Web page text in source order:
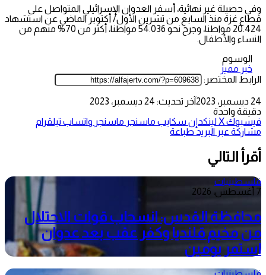
وفي حصيلة غير نهائية، أسفر العدوان الإسرائيلي المتواصل على
قطاع غزة منذ السابع من تشرين الأول/ أكتوبر الماضي عن استشهاد
20.424 مواطنا، وجرح نحو 54.036 مواطنا، أكثر من 70% منهم من
النساء والأطفال.
الوسوم
خبر مميز
الرابط المختصر:
24 ديسمبر، 2023
آخر تحديث: 24 ديسمبر، 2023
دقيقة واحدة
فيسبوك‫Xلينكدإن سكايب ماسنجر ماسنجر واتساب تيلقرام
مشاركة عبر البريد طباعة
أقرأ التالي
فلسطينيات
7 أغسطس، 2026
محافظة القدس: انسحاب قوات الاحتلال
من مخيم قلنديا وكفر عقب بعد عدوان
استمر يومين